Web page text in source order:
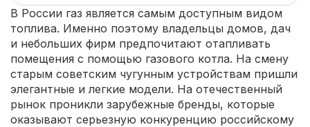
В России газ является самым доступным видом
топлива. Именно поэтому владельцы домов, дач
и небольших фирм предпочитают отапливать
помещения с помощью газового котла. На смену
старым советским чугунным устройствам пришли
элегантные и легкие модели. На отечественный
рынок проникли зарубежные бренды, которые
оказывают серьезную конкуренцию российскому